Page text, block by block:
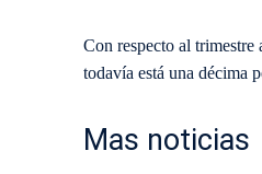
Con respecto al
todavía está una décima
Mas noticias